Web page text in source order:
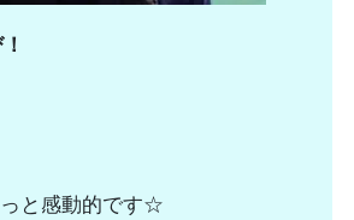
と感動的です☆